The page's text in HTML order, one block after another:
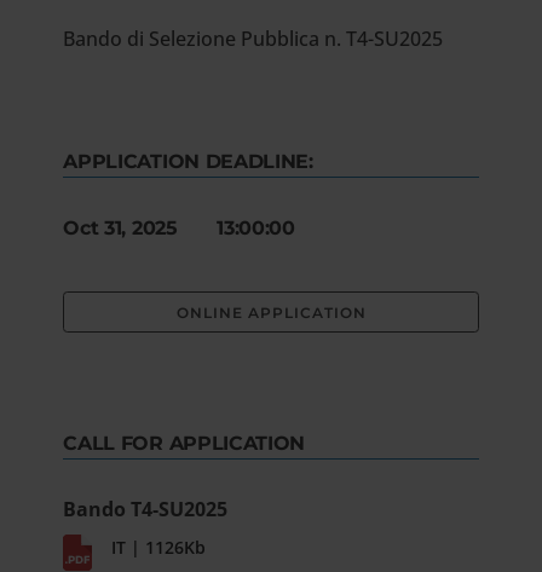
Bando di Selezione Pubblica n. T4-SU2025
APPLICATION DEADLINE:
Oct 31, 2025 13:00:00
ONLINE APPLICATION
CALL FOR APPLICATION
Bando T4-SU2025
IT | 1126Kb